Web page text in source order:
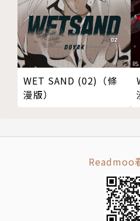
WET SAND (02)（條
漫版）
Readmoo